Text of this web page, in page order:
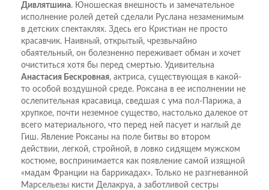
Дивлятшина. Юношеская внешность и замечательное
исполнение ролей детей сделали Руслана незаменимым
в детских спектаклях. Здесь его Кристиан не просто
красавчик. Наивный, открытый, чрезвычайно
обаятельный, он болезненно переживает обман и хочет
очиститься хотя бы перед смертью. Удивительна
Анастасия Бескровная, актриса, существующая в какой-
то особой воздушной среде. Роксана в ее исполнении не
ослепительная красавица, сведшая с ума пол-Парижа, а
хрупкое, почти неземное существо, настолько далекое от
всего материального, что перед ней пасует и наглый де
Гиш. Явление Роксаны на поле битвы во втором
действии, легкой, стройной, в ловко сидящем мужском
костюме, воспринимается как появление самой изящной
«мадам Франции на баррикадах». Только не разгневанной
Марсельезы кисти Делакруа, а заботливой сестры